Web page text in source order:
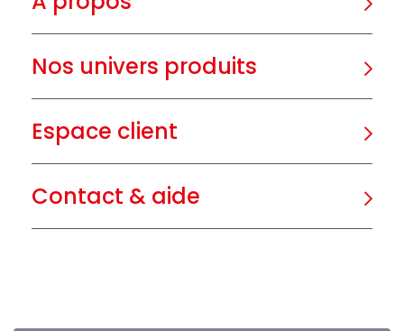
Nos univers produits
Espace client
Contact & aide